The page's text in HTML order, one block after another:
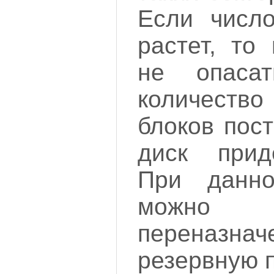
Если
растет, то
не
блоков
диск
При
можно
резервную